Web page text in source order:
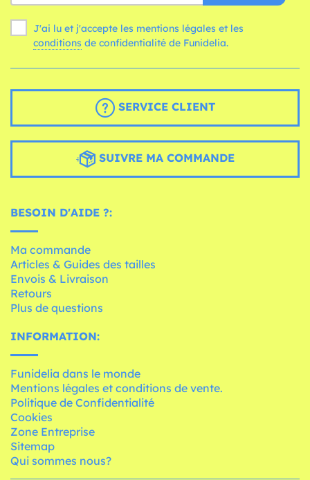
J'ai lu et j'accepte les mentions légales et les
conditions de confidentialité de Funidelia.
SERVICE CLIENT
SUIVRE MA COMMANDE
BESOIN D'AIDE ?:
Ma commande
Articles & Guides des tailles
Envois & Livraison
Retours
Plus de questions
INFORMATION:
Funidelia dans le monde
Mentions légales et conditions de vente.
Politique de Confidentialité
Cookies
Zone Entreprise
Sitemap
Qui sommes nous?